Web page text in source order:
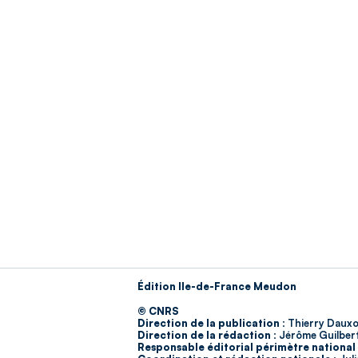
Édition Ile-de-France Meudon
© CNRS
Direction de la publication : Thierry
Direction de la rédaction : Jérôme
Responsable éditorial périmètre national